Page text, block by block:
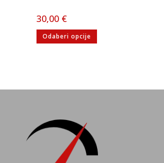
30,00 €
Odaberi opcije